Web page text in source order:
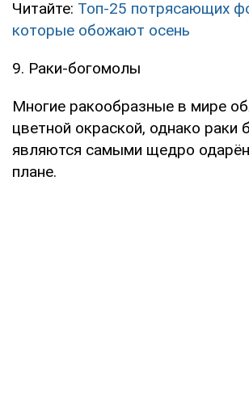
Читайте: Топ-25 потрясающих
которые обожают осень
9. Раки-богомолы
Многие ракообразные в мире
цветной окраской, однако раки
являются самыми щедро
плане.